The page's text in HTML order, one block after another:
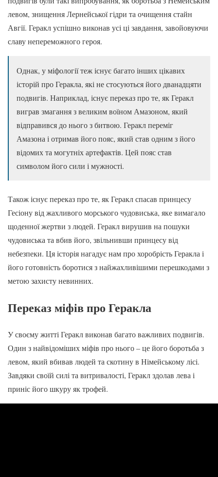
левом, знищення Лернейської гідри та очищення стайн
Авгії. Геракл успішно виконав усі ці завдання, завойовуючи
славу непереможного героя.
Однак, у міфології теж існує багато інших цікавих
історій про Геракла, які не стосуються його дванадцяти
подвигів. Наприклад, існує переказ про те, як Геракл
виграв змагання з великим воїном Амазоном, який
відправився до нього з битвою. Геракл переміг
Амазона і отримав його пояс, який став одним з його
відомих та могутніх артефактів. Цей пояс став
символом його сили і мужності.
Також існує переказ про те, як Геракл спасав принцесу
Гесіону від жахливого морського чудовиська, яке вимагало
щоденної жертви з людей. Геракл вирушив на пошуки
чудовиська та вбив його, звільнивши принцесу від
небезпеки. Ця історія нагадує нам про хоробрість Геракла і
його готовність боротися з найжахливішими перешкодами з
метою захисту невинних.
Переказ міфів про Геракла
У своєму житті Геракл виконав багато важливих подвигів.
Один з найвідоміших міфів про нього – це його боротьба з
левом, який вбивав людей та скотину в Німейському лісі.
Завдяки своїй силі та витривалості, Геракл здолав лева і
приніс його шкуру як трофей.